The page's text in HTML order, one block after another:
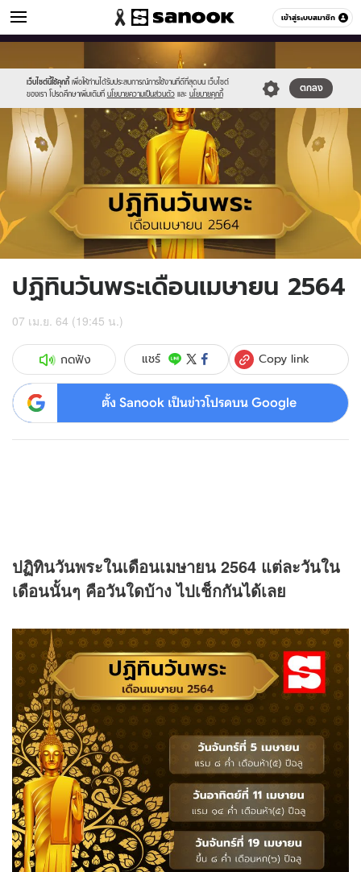
เข้าสู่ระบบสมาชิก
ดูดวง หมวดอื่นๆ
เว็บไซต์นี้ใช้คุกกี้ เพื่อให้ท่านได้รับประสบการณ์การใช้งานที่ดีที่สุดบน เว็บไซต์
ของเรา โปรดศึกษาเพิ่มเติมที่ นโยบายความเป็นส่วนตัว และ นโยบายคุกกี้
ตกลง
//s.isanook.com/sr/0/images/logo-
new-
sanook.png
//s.isanook.com/ho/0/ud/40/203681/587122.jpg
ปฏิทินวันพระเดือนเมษายน 2564
07 เม.ย. 64 (19:45 น.)
กดฟัง แชร์ Copy link
ตั้ง Sanook เป็นข่าวโปรดบน Google
ปฏิทินวันพระในเดือนเมษายน 2564 แต่ละวันใน
เดือนนั้นๆ คือวันใดบ้าง ไปเช็กกันได้เลย